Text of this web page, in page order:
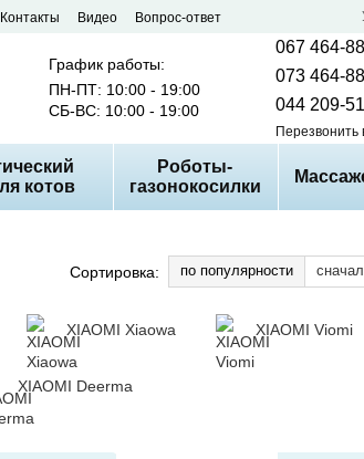
Контакты Видео
Вопрос-ответ
График работы:
ПН-ПТ: 10:00 - 19:00
СБ-ВС: 10:00 - 19:00
067 464-
073 464-
044 209-
Перезвонить
котов
Роботы-
газонокосилки
Сортировка: по популярности
XIAOMI Xiaowa XIAOMI Viomi
XIAOMI Deerma